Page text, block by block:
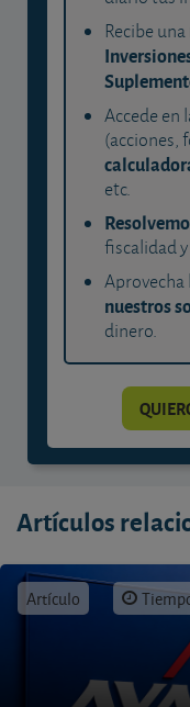
Recibe una
Accede en
(acciones,
etc.
fiscalidad
nuestros
dinero.
Artículos
Artículo